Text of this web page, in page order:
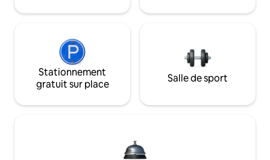
Stationnement
gratuit sur place
Salle de sport